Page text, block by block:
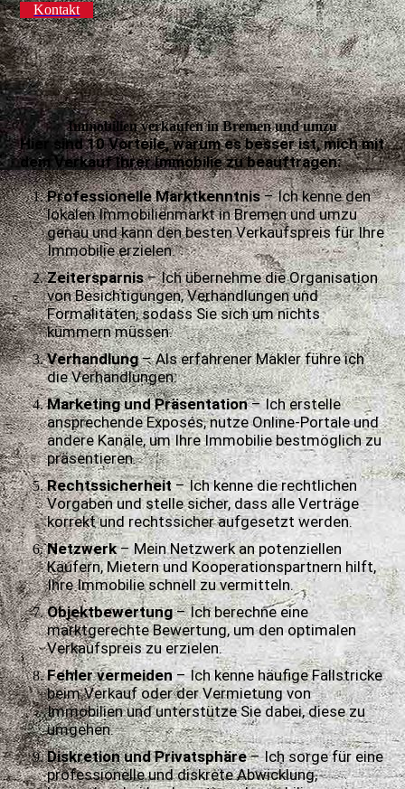
Kontakt
Immobilien verkaufen in Bremen und umzu
Hier sind10 Vorteile, warum es besser ist, mich mit
dem Verkauf Ihrer Immobilie zu beauftragen:
Professionelle Marktkenntnis– Ich kenne den
lokalen Immobilienmarkt in Bremen und umzu
genau und kann den besten Verkaufspreis für Ihre
Immobilie erzielen.
Zeitersparnis– Ich übernehme die Organisation
von Besichtigungen, Verhandlungen und
Formalitäten, sodass Sie sich um nichts
kümmern müssen.
Verhandlung– Als erfahrener Makler führe ich
die Verhandlungen.
Marketing und Präsentation– Ich erstelle
ansprechende Exposés, nutze Online-Portale und
andere Kanäle, um Ihre Immobilie bestmöglich zu
präsentieren.
Rechtssicherheit– Ich kenne die rechtlichen
Vorgaben und stelle sicher, dass alle Verträge
korrekt und rechtssicher aufgesetzt werden.
Netzwerk– Mein Netzwerk an potenziellen
Käufern, Mietern und Kooperationspartnern hilft,
Ihre Immobilie schnell zu vermitteln.
Objektbewertung– Ich berechne eine
marktgerechte Bewertung, um den optimalen
Verkaufspreis zu erzielen.
Fehler vermeiden– Ich kenne häufige Fallstricke
beim Verkauf oder der Vermietung von
Immobilien und unterstütze Sie dabei, diese zu
umgehen.
Diskretion und Privatsphäre– Ich sorge für eine
professionelle und diskrete Abwicklung,